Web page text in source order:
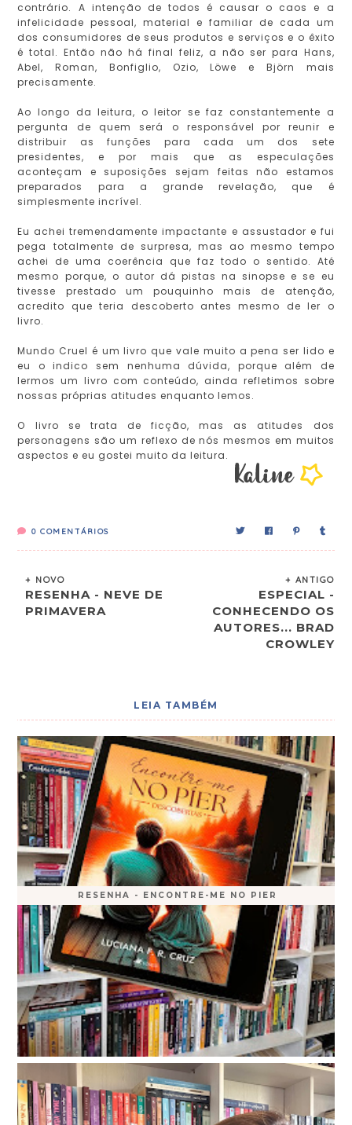
contrário. A intenção de todos é causar o caos e a
infelicidade pessoal, material e familiar de cada um
dos consumidores de seus produtos e serviços e o êxito
é total. Então não há final feliz, a não ser para Hans,
Abel, Roman, Bonfiglio, Ozio, Löwe e Björn mais
precisamente.
Ao longo da leitura, o leitor se faz constantemente a
pergunta de quem será o responsável por reunir e
distribuir as funções para cada um dos sete
presidentes, e por mais que as especulações
aconteçam e suposições sejam feitas não estamos
preparados para a grande revelação, que é
simplesmente incrível.
Eu achei tremendamente impactante e assustador e fui
pega totalmente de surpresa, mas ao mesmo tempo
achei de uma coerência que faz todo o sentido. Até
mesmo porque, o autor dá pistas na sinopse e se eu
tivesse prestado um pouquinho mais de atenção,
acredito que teria descoberto antes mesmo de ler o
livro.
Mundo Cruel é um livro que vale muito a pena ser lido e
eu o indico sem nenhuma dúvida, porque além de
lermos um livro com conteúdo, ainda refletimos sobre
nossas próprias atitudes enquanto lemos.
O livro se trata de ficção, mas as atitudes dos
personagens são um reflexo de nós mesmos em muitos
aspectos e eu gostei muito da leitura.
0 COMENTÁRIOS
+ NOVO
RESENHA - NEVE DE
PRIMAVERA
+ ANTIGO
ESPECIAL -
CONHECENDO OS
AUTORES... BRAD
CROWLEY
LEIA TAMBÉM
RESENHA - ENCONTRE-ME NO PIER